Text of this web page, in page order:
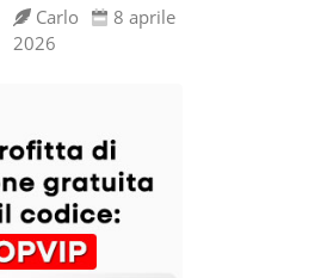
Carlo
8 aprile
2026